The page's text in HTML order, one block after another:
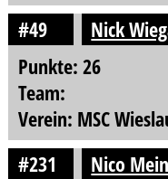
#49
Nick
Punkte: 26
Team:
Verein: MSC
#231
Nico